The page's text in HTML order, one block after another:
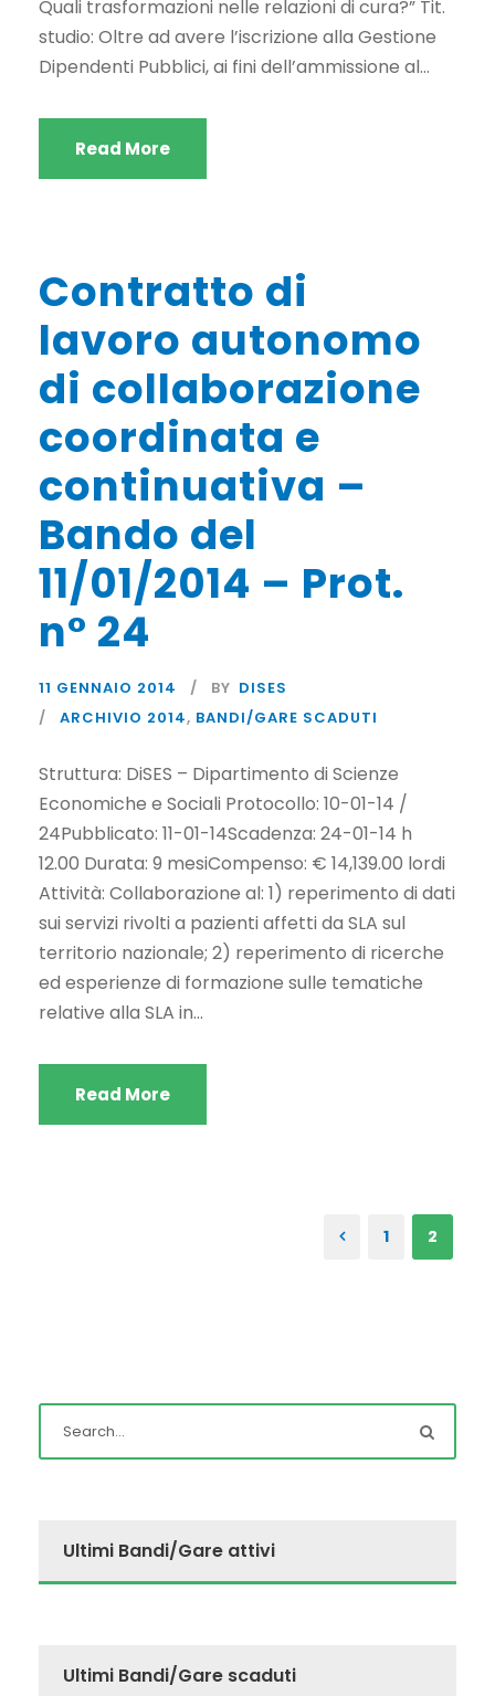
Quali trasformazioni nelle relazioni di cura?” Tit.
studio: Oltre ad avere l’iscrizione alla Gestione
Dipendenti Pubblici, ai fini dell’ammissione al...
Read More
Contratto di
lavoro autonomo
di collaborazione
coordinata e
continuativa –
Bando del
11/01/2014 – Prot.
n° 24
11 GENNAIO 2014 BY DISES
ARCHIVIO 2014, BANDI/GARE SCADUTI
Struttura: DiSES – Dipartimento di Scienze
Economiche e Sociali Protocollo: 10-01-14 /
24Pubblicato: 11-01-14Scadenza: 24-01-14 h
12.00 Durata: 9 mesiCompenso: € 14,139.00 lordi
Attività: Collaborazione al: 1) reperimento di dati
sui servizi rivolti a pazienti affetti da SLA sul
territorio nazionale; 2) reperimento di ricerche
ed esperienze di formazione sulle tematiche
relative alla SLA in...
Read More
1 2
Ultimi Bandi/Gare attivi
Ultimi Bandi/Gare scaduti